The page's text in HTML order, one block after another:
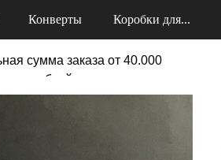
сумма заказа от 40.000
рублей
Конверты Коробки для...